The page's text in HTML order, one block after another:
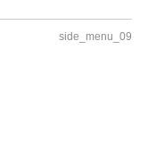
side_menu_09